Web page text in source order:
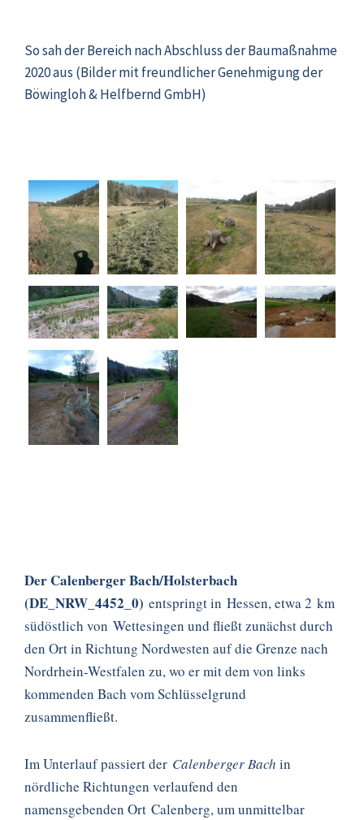
So sah der Bereich nach Abschluss der Baumaßnahme
2020 aus (Bilder mit freundlicher Genehmigung der
Böwingloh & Helfbernd GmbH)
Der Calenberger Bach/Holsterbach
(DE_NRW_4452_0) entspringt in Hessen, etwa 2 km
südöstlich von Wettesingen und fließt zunächst durch
den Ort in Richtung Nordwesten auf die Grenze nach
Nordrhein-Westfalen zu, wo er mit dem von links
kommenden Bach vom Schlüsselgrund
zusammenfließt.
Im Unterlauf passiert der Calenberger Bach in
nördliche Richtungen verlaufend den
namensgebenden Ort Calenberg, um unmittelbar